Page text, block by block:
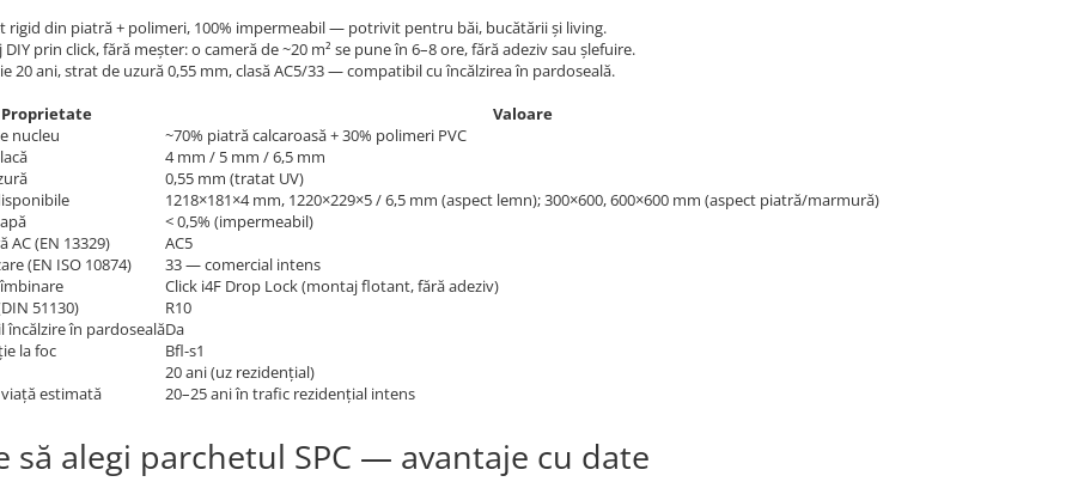
rigid din piatră + polimeri, 100% impermeabil — potrivit pentru băi, bucătării și living.
prin click, fără meșter: o cameră de ~20 m² se pune în 6–8 ore, fără adeziv sau șlefuire.
20 ani, strat de uzură 0,55 mm, clasă AC5/33 — compatibil cu încălzirea în pardoseală.
Proprietate
Valoare
nucleu
~70% piatră calcaroasă + 30% polimeri PVC
4 mm / 5 mm / 6,5 mm
0,55 mm (tratat UV)
1218×181×4 mm, 1220×229×5 / 6,5 mm (aspect lemn); 300×600, 600×600 mm (aspect piatră/marmură)
< 0,5% (impermeabil)
AC (EN 13329)
AC5
(EN ISO 10874)
33 — comercial intens
Click i4F Drop Lock (montaj flotant, fără adeziv)
51130)
R10
încălzire în pardosealăDa
la foc
Bfl-s1
20 ani (uz rezidențial)
estimată
20–25 ani în trafic rezidențial intens
să alegi parchetul SPC — avantaje cu date